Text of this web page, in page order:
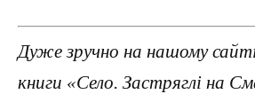
Дуже зручно на нашому
книги «Село. Застряглі на